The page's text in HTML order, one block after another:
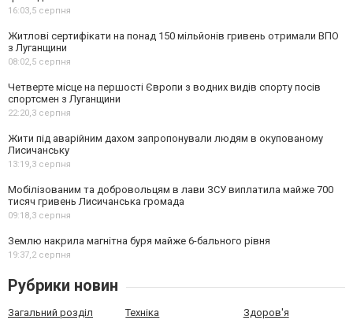
16:03,5 серпня
Житлові сертифікати на понад 150 мільйонів гривень отримали ВПО
з Луганщини
08:02,5 серпня
Четверте місце на першості Європи з водних видів спорту посів
спортсмен з Луганщини
22:20,3 серпня
Жити під аварійним дахом запропонували людям в окупованому
Лисичанську
13:19,3 серпня
Мобілізованим та добровольцям в лави ЗСУ виплатила майже 700
тисяч гривень Лисичанська громада
09:18,3 серпня
Землю накрила магнітна буря майже 6-бального рівня
19:37,2 серпня
Рубрики новин
Загальний розділ Техніка Здоров'я